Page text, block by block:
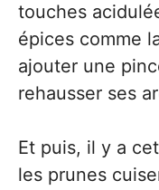
touches
épices comme
ajouter une
rehausser ses
Et puis, il y a
les prunes